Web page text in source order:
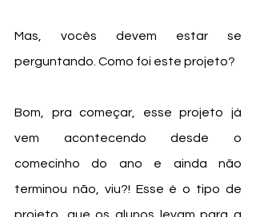
Mas, vocês devem estar se
perguntando. Como foi este projeto?
Bom, pra começar, esse projeto já
vem acontecendo desde o
comecinho do ano e ainda não
terminou não, viu?! Esse é o tipo de